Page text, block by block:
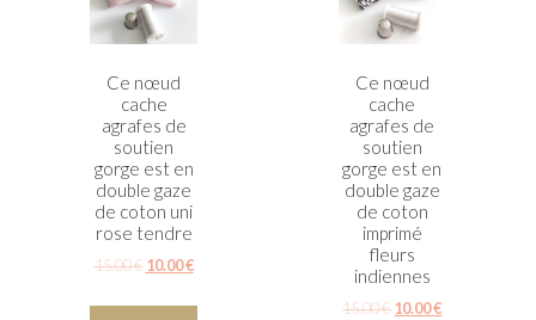
Ce nœud
cache
agrafes de
soutien
gorge est en
double gaze
de coton uni
rose tendre
15.00€ 10.00€
Ce nœud
cache
agrafes de
soutien
gorge est en
double gaze
de coton
imprimé
fleurs
indiennes
15.00€10.00€